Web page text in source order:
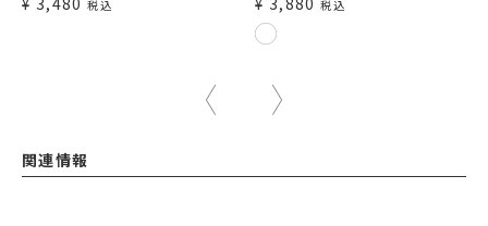
税込 税込
関連情報